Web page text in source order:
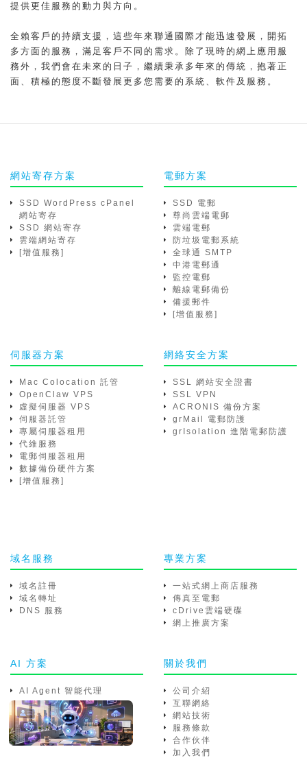
提供更佳服務的動力與方向。
全賴客戶的持續支援，這些年來聯通國際才能迅速發展，開拓
多方面的服務，滿足客戶不同的需求。除了現時的網上應用服
務外，我們會在未來的日子，繼續秉承多年來的傳統，抱著正
面、積極的態度不斷發展更多您需要的系統、軟件及服務。
網站寄存方案
SSD WordPress cPanel
網站寄存
SSD 網站寄存
雲端網站寄存
[增值服務]
電郵方案
SSD 電郵
尊尚雲端電郵
雲端電郵
防垃圾電郵系統
全球通 SMTP
中港電郵通
監控電郵
離線電郵備份
備援郵件
[增值服務]
伺服器方案
Mac Colocation 託管
OpenClaw VPS
虛擬伺服器 VPS
伺服器託管
專屬伺服器租用
代維服務
電郵伺服器租用
數據備份硬件方案
[增值服務]
網絡安全方案
SSL 網站安全證書
SSL VPN
ACRONIS 備份方案
grMail 電郵防護
grIsolation 進階電郵防護
域名服務
域名註冊
域名轉址
DNS 服務
專業方案
一站式網上商店服務
傳真至電郵
cDrive雲端硬碟
網上推廣方案
AI 方案
AI Agent 智能代理
關於我們
公司介紹
互聯網絡
網站技術
服務條款
合作伙伴
加入我們